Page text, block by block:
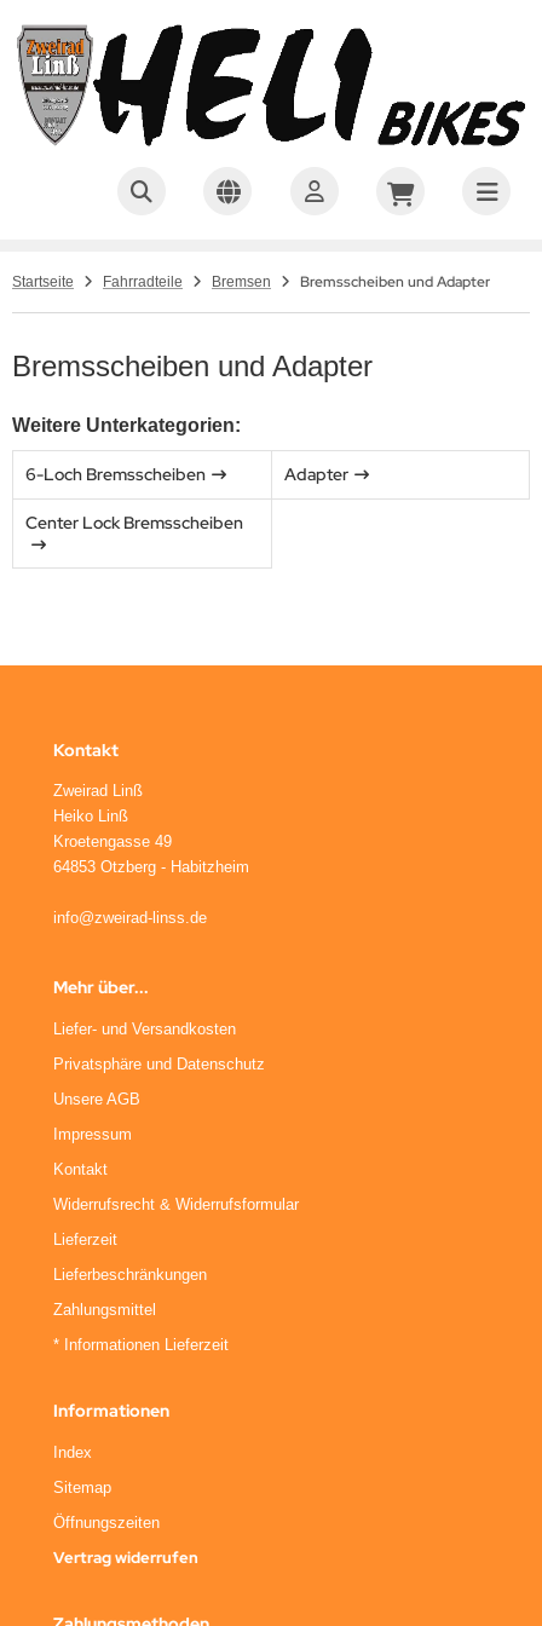
Startseite Fahrradteile Bremsen Bremsscheiben und Adapter
Bremsscheiben und Adapter
Weitere Unterkategorien:
6-Loch Bremsscheiben Adapter
Center Lock Bremsscheiben
Kontakt
Zweirad Linß
Heiko Linß
Kroetengasse 49
64853 Otzberg - Habitzheim
info@zweirad-linss.de
Mehr über...
Liefer- und Versandkosten
Privatsphäre und Datenschutz
Unsere AGB
Impressum
Kontakt
Widerrufsrecht & Widerrufsformular
Lieferzeit
Lieferbeschränkungen
Zahlungsmittel
* Informationen Lieferzeit
Informationen
Index
Sitemap
Öffnungszeiten
Vertrag widerrufen